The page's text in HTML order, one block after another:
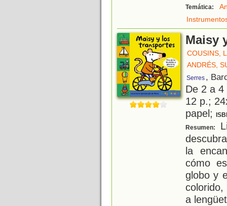
Temática:
Maisy
COUSINS,
ANDRÉS,
Serres ,
De 2 a
12 p.;
papel;
Resumen:
la
cómo
globo y
a